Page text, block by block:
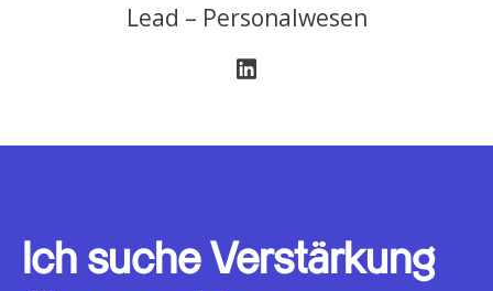
Lead – Personalwesen
Ich suche Verstärkung